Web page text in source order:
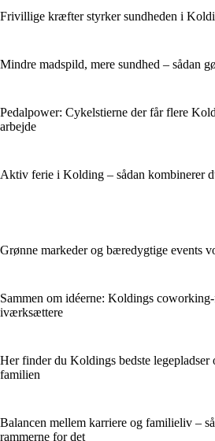
Frivillige kræfter styrker sundheden i
Mindre madspild, mere sundhed – sådan
Pedalpower: Cykelstierne der får flere
arbejde
Aktiv ferie i Kolding – sådan kombinerer
Grønne markeder og bæredygtige events
Sammen om idéerne: Koldings
iværksættere
Her finder du Koldings bedste
familien
Balancen mellem karriere og familieliv –
rammerne for det